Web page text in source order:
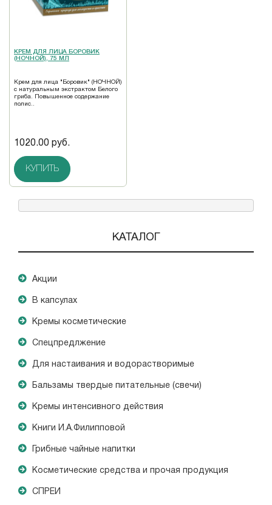
КРЕМ ДЛЯ ЛИЦА БОРОВИК
(НОЧНОЙ), 75 МЛ
Крем для лица "Боровик" (НОЧНОЙ)
с натуральным экстрактом Бeлого
гриба. Повышенное содержание
полис..
1020.00 руб.
КУПИТЬ
КАТАЛОГ
Акции
В капсулах
Кремы косметические
Спецпредлжение
Для настаивания и водорастворимые
Бальзамы твердые питательные (свечи)
Кремы интенсивного действия
Книги И.А.Филипповой
Грибные чайные напитки
Косметические средства и прочая продукция
СПРЕИ